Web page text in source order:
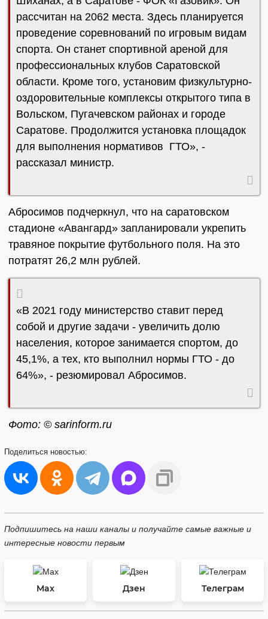
рассчитан на 2062 места. Здесь планируется
проведение соревнований по игровым видам
спорта. Он станет спортивной ареной для
профессиональных клубов Саратовской
области. Кроме того, установим физкультурно-
оздоровительные комплексы открытого типа в
Вольском, Пугачевском районах и городе
Саратове. Продолжится установка площадок
для выполнения нормативов ГТО», -
рассказал министр.
Абросимов подчеркнул, что на саратовском
стадионе «Авангард» запланировали укрепить
травяное покрытие футбольного поля. На это
потратят 26,2 млн рублей.
«В 2021 году министерство ставит перед
собой и другие задачи - увеличить долю
населения, которое занимается спортом, до
45,1%, а тех, кто выполнил нормы ГТО - до
64%», - резюмировал Абросимов.
Фото: © sarinform.ru
Поделиться новостью:
Подпишитесь на наши каналы и получайте самые важные и
интересные новости первым
Max Дзен Телеграм